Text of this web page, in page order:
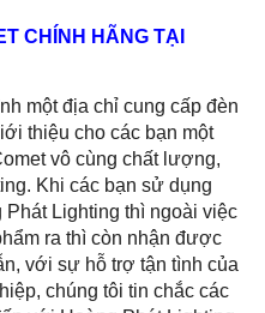
CHÍNH HÃNG TẠI
một địa chỉ cung cấp đèn
thiệu cho các bạn một
vô cùng chất lượng,
Khi các bạn sử dụng
Lighting thì ngoài việc
ra thì còn nhận được
với sự hỗ trợ tận tình của
chúng tôi tin chắc các